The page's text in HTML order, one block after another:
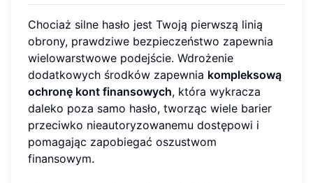
Chociaż silne hasło jest Twoją pierwszą linią
obrony, prawdziwe bezpieczeństwo zapewnia
wielowarstwowe podejście. Wdrożenie
dodatkowych środków zapewnia kompleksową
ochronę kont finansowych, która wykracza
daleko poza samo hasło, tworząc wiele barier
przeciwko nieautoryzowanemu dostępowi i
pomagając zapobiegać oszustwom
finansowym.